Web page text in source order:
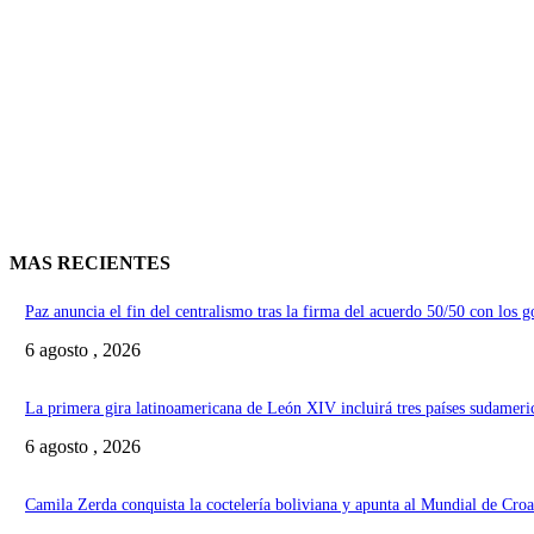
MAS RECIENTES
Paz anuncia el fin del centralismo tras la firma del acuerdo 50/50 con los
6 agosto , 2026
La primera gira latinoamericana de León XIV incluirá tres países
6 agosto , 2026
Camila Zerda conquista la coctelería boliviana y apunta al Mundial de